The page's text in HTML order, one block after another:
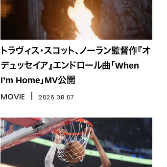
トラヴィス・スコット、ノーラン監督作『オ
デュッセイア』エンドロール曲「When
I’m Home」MV公開
MOVIE 2026.08.07